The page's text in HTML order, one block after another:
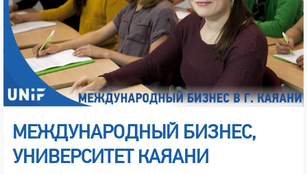
МЕЖДУНАРОДНЫЙ БИЗНЕС,
УНИВЕРСИТЕТ КАЯАНИ